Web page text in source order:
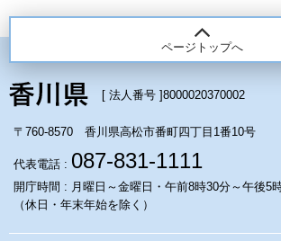
ページトップへ
[ 法人番号 ]8000020370002
〒760-8570 香川県高松市番町四丁目1番10号
代表電話 : 087-831-1111
開庁時間 : 月曜日～金曜日・午前8時30分～午後5
（休日・年末年始を除く）